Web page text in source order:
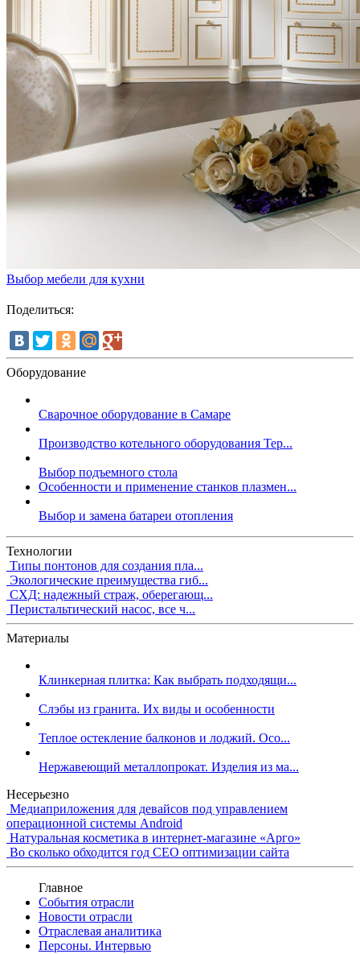
Выбор мебели для кухни
Поделиться:
Оборудование
Сварочное оборудование в Самаре
Производство котельного оборудования Тер...
Выбор подъемного стола
Особенности и применение станков плазмен...
Выбор и замена батареи отопления
Технологии
Типы понтонов для создания пла...
Экологические преимущества гиб...
СХД: надежный страж, оберегающ...
Перистальтический насос, все ч...
Материалы
Клинкерная плитка: Как выбрать подходящи...
Слэбы из гранита. Их виды и особенности
Теплое остекление балконов и лоджий. Осо...
Нержавеющий металлопрокат. Изделия из ма...
Несерьезно
Медиаприложения для девайсов под управлением
операционной системы Android
Натуральная косметика в интернет-магазине «Арго»
Во сколько обходится год СЕО оптимизации сайта
Главное
События отрасли
Новости отрасли
Отраслевая аналитика
Персоны. Интервью